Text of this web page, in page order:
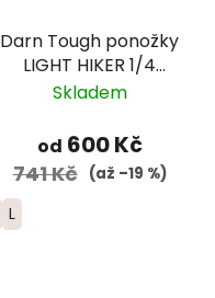
Darn Tough ponožky
LIGHT HIKER 1/4
Lightweight Merino -
modré/fialové
Skladem
od 600 Kč
741 Kč (až –19 %)
L